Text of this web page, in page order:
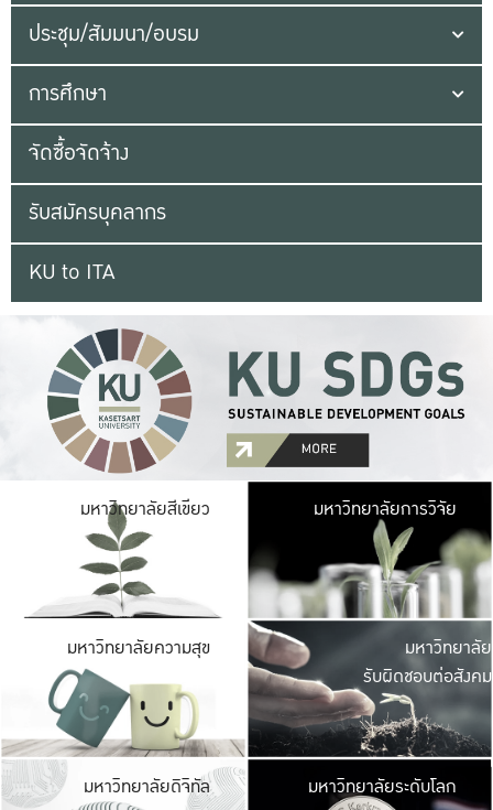
ประชุม/สัมมนา/อบรม
การศึกษา
จัดซื้อจัดจ้าง
รับสมัครบุคลากร
KU to ITA
มหาวิทยาลัยสีเขียว มหาวิ
มีพื้นที่เขียวสดใส
เป็นป่าในเมือง เกษต
มหาวิทยาลัยการวิจัย
มหาวิทยาลัยความสุข มหาวิ
ค
เปิดประ
และพบเรื่องราวใ
มหาวิทยาลัย
รับผิดชอบต่อสังคม
มหาวิทยาลัยดิจิทัล มหาวิ
มหาวิทยาลัยระดับโลก